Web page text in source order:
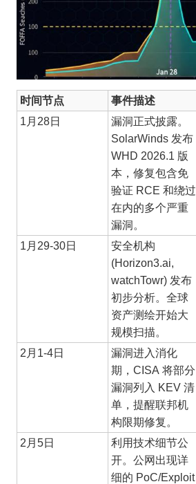
时间节点 事件描述
1月28日
漏洞正式披露。
SolarWinds 发布
WHD 2026.1 版
本，修复包含免
验证 RCE 和绕过
在内的多个严重
漏洞。
1月29-30日
安全机构
(Horizon3.ai,
watchTowr) 发布
初步分析。全球
资产测绘开始大
规模扫描。
2月1-4日
漏洞进入消化
期，CISA 将部分
漏洞列入 KEV 清
单，提醒联邦机
构限期修复。
2月5日
利用技术细节公
开。公网出现详
细的 PoC/Exploit